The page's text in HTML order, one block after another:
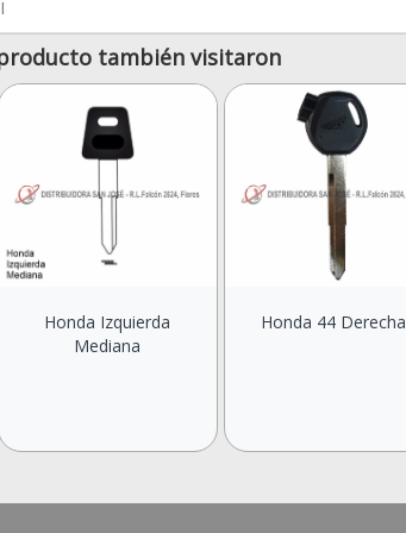
también visitaron
Honda Izquierda
Mediana
Honda 44 Derecha